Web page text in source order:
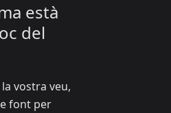
està
del
vostra veu,
font per